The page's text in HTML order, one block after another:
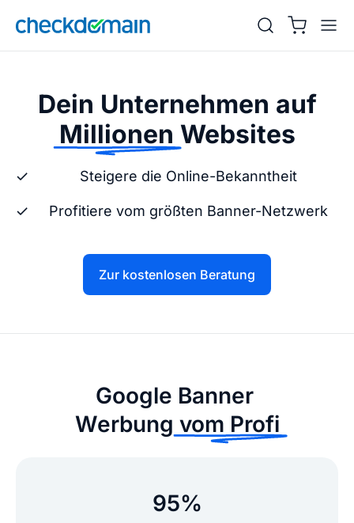
Dein Unternehmen auf
Millionen Websites
Steigere die Online-Bekanntheit
Profitiere vom größten Banner-Netzwerk
Zur kostenlosen Beratung
Google Banner
Werbung vom Profi
95%